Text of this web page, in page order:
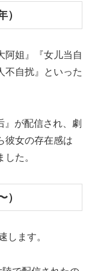
）
阿姐』『女儿当自
不自扰』といった
』が配信され、劇
彼女の存在感は
た。
）
します。